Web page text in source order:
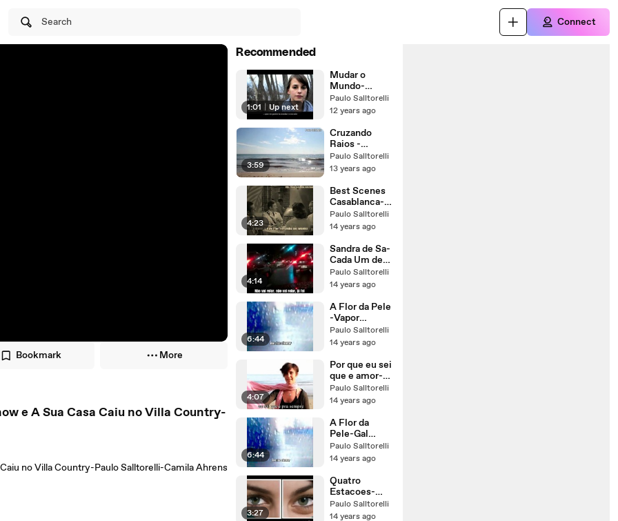
Search Connect
Bookmark More
e A Sua Casa Caiu no Villa Country-
no Villa Country-Paulo Salltorelli-Camila Ahrens
Recommended
1:01 Up next
Mudar o
Mundo-
Melissa
Polinar
Banco Itau)-
Change the
World
Paulo Salltorelli
12 years ago
3:59
Cruzando
Raios -
Orlando
Morais-
Paulo Salltorelli
13 years ago
4:23
Best Scenes
Casablanca-
Musica Carly
Simon-
Portugues
Paulo Salltorelli
14 years ago
4:14
Sandra de Sa-
Cada Um de
Nos-Neither
One Of Us-
Paulo Salltorelli
14 years ago
6:44
A Flor da Pele
-Vapor
Barato-- Gal
Gosta e Zeca
Legendas
Paulo Salltorelli
14 years ago
4:07
Por que eu sei
que e amor-
Legendado-
Arquivo
Paulo Salltorelli
14 years ago
6:44
A Flor da
Pele-Gal
Costa e Zeca
Baleiro-
Paulo Salltorelli
14 years ago
3:27
Quatro
Estacoes-
Vania Abreu -
Legendado
Paulo Salltorelli
14 years ago